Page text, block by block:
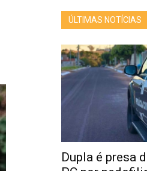
ÚLTIMAS NOTÍCIAS
Dupla é presa